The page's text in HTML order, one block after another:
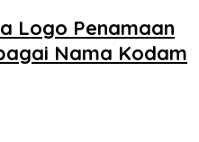
Logo Penamaan
Nama Kodam